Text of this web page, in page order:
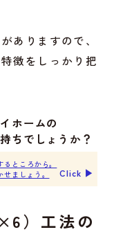
ありますので、
徴をしっかり把
ホームの
ちでしょうか？
ところから。
ましょう。
Click ▶︎
）工法の